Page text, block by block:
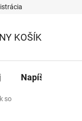
KOŠÍK
Napíšte nám
so